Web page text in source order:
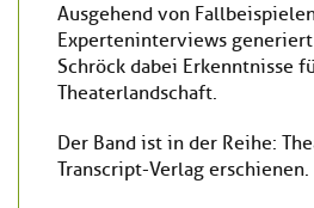
Ausgehend von
Experteninterviews generiert
Schröck dabei Erkenntnisse
Theaterlandschaft.
Der Band ist in der Reihe:
Transcript-Verlag erschienen.